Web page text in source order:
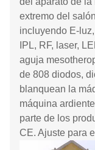
extremo del
incluyendo E-luz,
IPL, RF, laser,
aguja
de 808 diodos,
blanquean la
máquina
parte de los
CE. Ajuste para